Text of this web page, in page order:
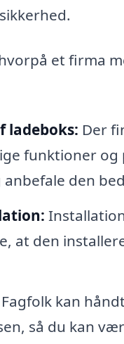
et firma
ladeboks: Der
funktioner
den
at den
Fagfolk kan
så du kan